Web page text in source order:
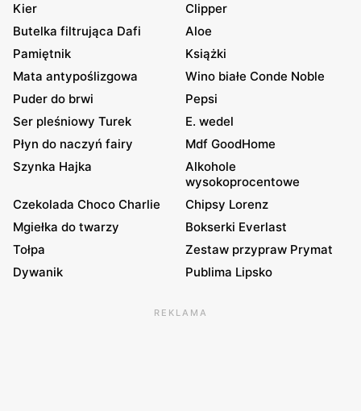
Kier
Clipper
Butelka filtrująca Dafi
Aloe
Pamiętnik
Książki
Mata antypoślizgowa
Wino białe Conde Noble
Puder do brwi
Pepsi
Ser pleśniowy Turek
E. wedel
Płyn do naczyń fairy
Mdf GoodHome
Szynka Hajka
Alkohole
wysokoprocentowe
Czekolada Choco Charlie
Chipsy Lorenz
Mgiełka do twarzy
Bokserki Everlast
Tołpa
Zestaw przypraw Prymat
Dywanik
Publima Lipsko
REKLAMA